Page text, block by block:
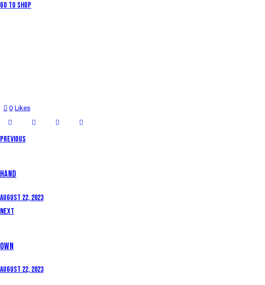
Go to Shop
0 Likes
Previous
HAND
August 22, 2023
Next
OWN
August 22, 2023